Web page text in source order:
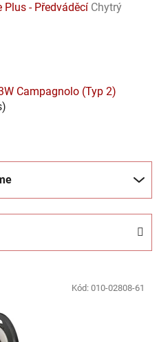
Plus - Předváděcí Chytrý
Campagnolo (Typ 2)
)
Kód: 010-02808-61